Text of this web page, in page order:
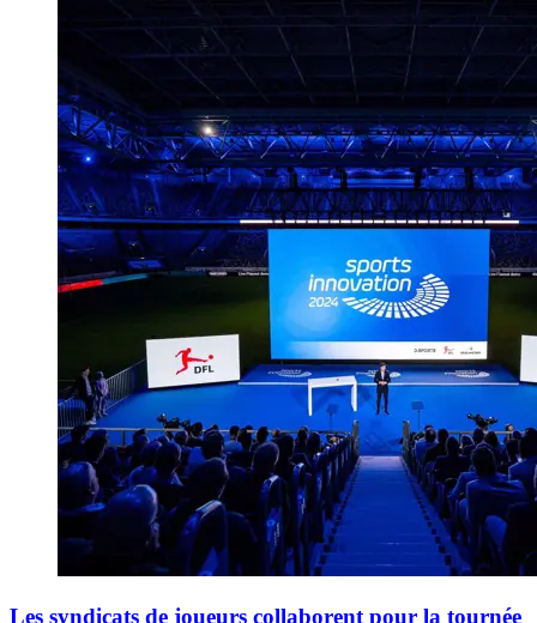
Les syndicats de joueurs collaborent pour la tournée